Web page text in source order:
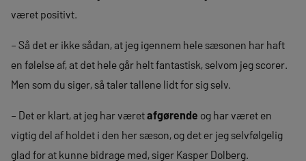
været positivt.
– Så det er ikke sådan, at jeg igennem hele sæsonen har haft
en følelse af, at det hele går helt fantastisk, selvom jeg scorer.
Men som du siger, så taler tallene lidt for sig selv.
– Det er klart, at jeg har væretafgørende og har været en
vigtig del af holdet i den her sæson, og det er jeg selvfølgelig
glad for at kunne bidrage med, siger Kasper Dolberg.